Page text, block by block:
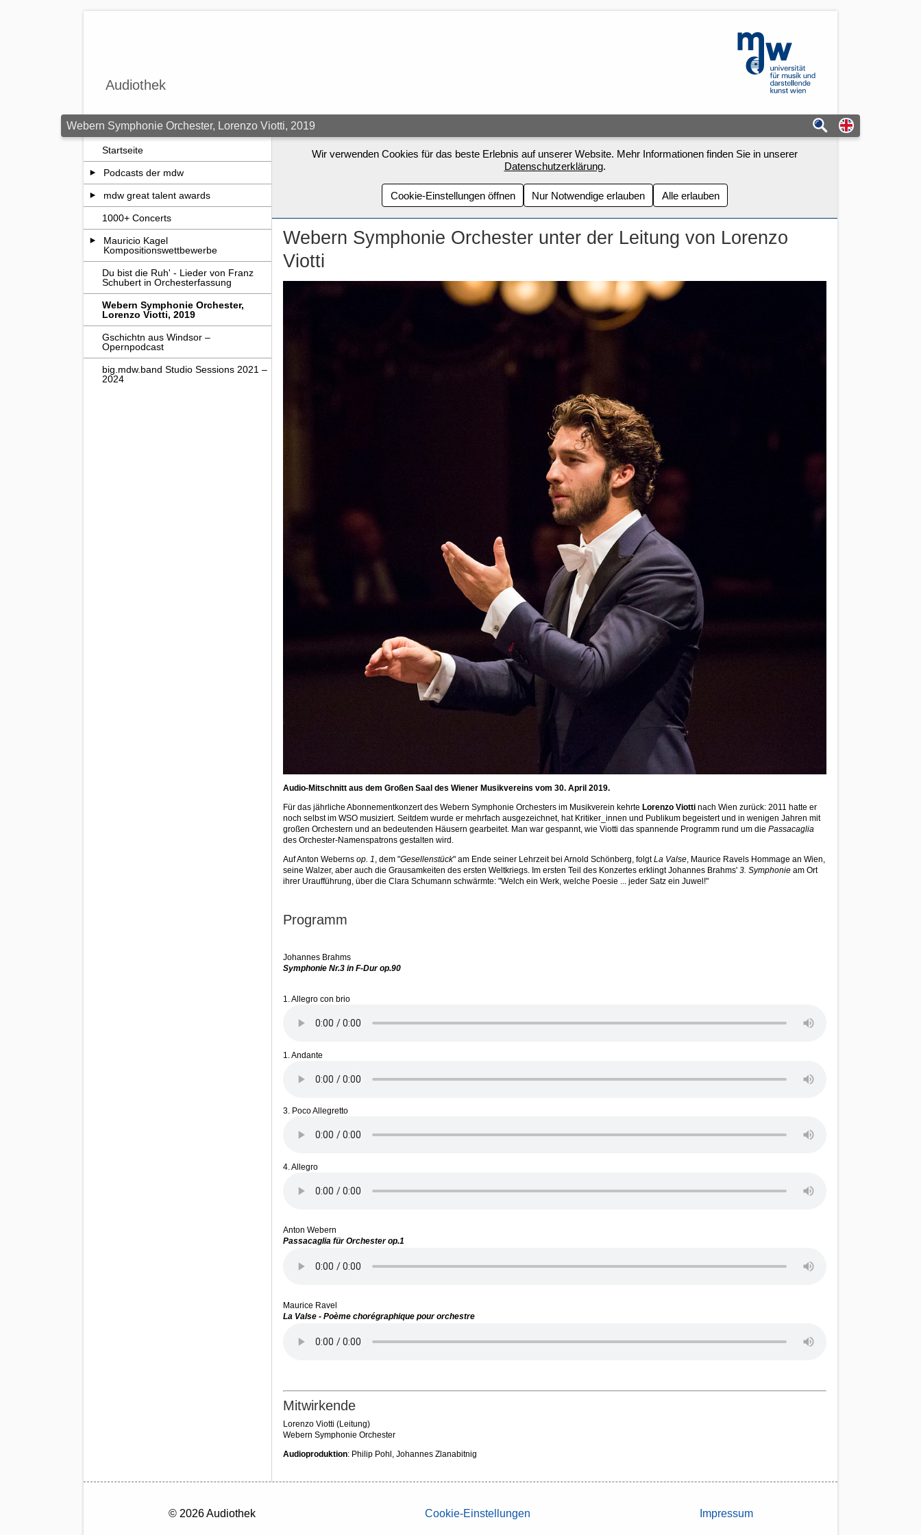
Audiothek
mdw - Homepage
Webern Symphonie Orchester, Lorenzo Viotti, 2019 Switch to
Startseite
Podcasts der mdw
mdw great talent awards
1000+ Concerts
Mauricio Kagel
Kompositionswettbewerbe
Du bist die Ruh' - Lieder von Franz
Schubert in Orchesterfassung
Webern Symphonie Orchester,
Lorenzo Viotti, 2019
Gschichtn aus Windsor –
Opernpodcast
big.mdw.band Studio Sessions 2021 –
2024
Wir verwenden Cookies für das beste Erlebnis auf unserer Website. Mehr Informationen finden Sie in unserer
Datenschutzerklärung.
Cookie-Einstellungen öffnen Nur Notwendige erlauben Alle erlauben
Webern Symphonie Orchester unter der Leitung von Lorenzo
Viotti
Audio-Mitschnitt aus dem Großen Saal des Wiener Musikvereins vom 30. April 2019.
Für das jährliche Abonnementkonzert des Webern Symphonie Orchesters im Musikverein kehrte Lorenzo Viotti nach Wien zurück: 2011 hatte er
noch selbst im WSO musiziert. Seitdem wurde er mehrfach ausgezeichnet, hat Kritiker_innen und Publikum begeistert und in wenigen Jahren mit
großen Orchestern und an bedeutenden Häusern gearbeitet. Man war gespannt, wie Viotti das spannende Programm rund um die Passacaglia
des Orchester-Namenspatrons gestalten wird.
Auf Anton Weberns op. 1, dem "Gesellenstück" am Ende seiner Lehrzeit bei Arnold Schönberg, folgtLa Valse, Maurice Ravels Hommage an Wien,
seine Walzer, aber auch die Grausamkeiten des ersten Weltkriegs. Im ersten Teil des Konzertes erklingt Johannes Brahms' 3. Symphonie am Ort
ihrer Uraufführung, über die Clara Schumann schwärmte: "Welch ein Werk, welche Poesie ... jeder Satz ein Juwel!"
Programm
Johannes Brahms
Symphonie Nr.3 in F-Dur op.90
1. Allegro con brio
1. Andante
3. Poco Allegretto
4. Allegro
Anton Webern
Passacaglia für Orchester op.1
Maurice Ravel
La Valse - Poème chorégraphique pour orchestre
Mitwirkende
Lorenzo Viotti (Leitung)
Webern Symphonie Orchester
Audioproduktion: Philip Pohl, Johannes Zlanabitnig
© 2026 Audiothek Cookie-Einstellungen Impressum